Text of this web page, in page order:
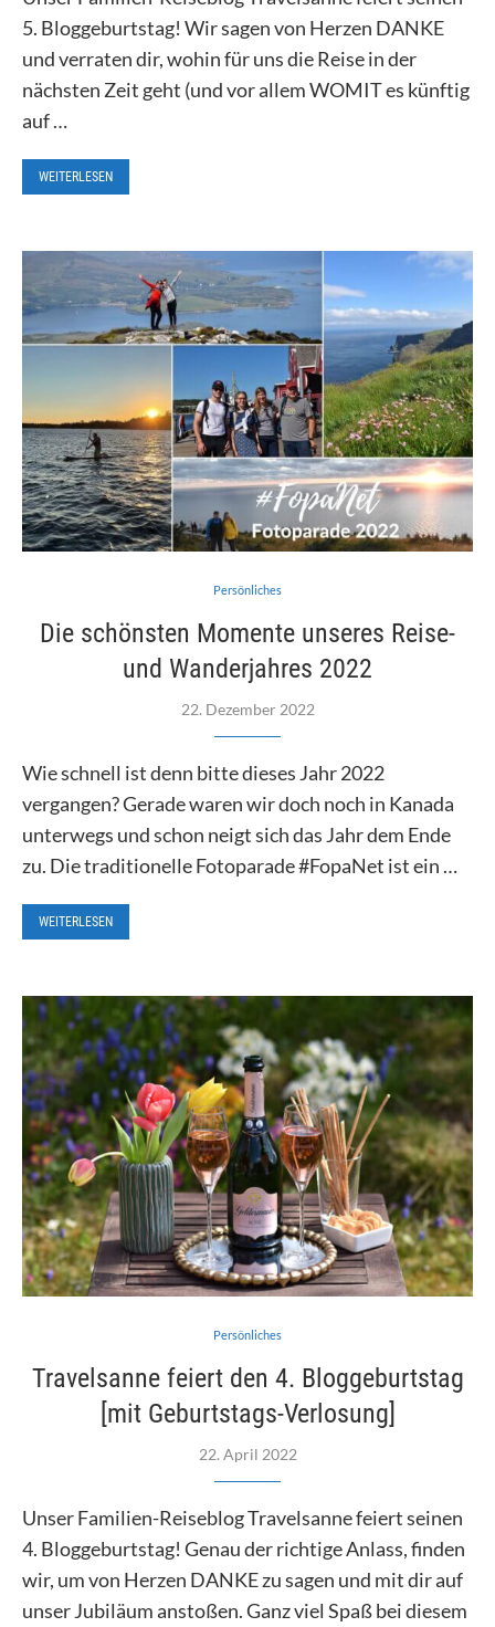
5. Bloggeburtstag! Wir sagen von Herzen DANKE
und verraten dir, wohin für uns die Reise in der
nächsten Zeit geht (und vor allem WOMIT es künftig
auf …
WEITERLESEN
Persönliches
Die schönsten Momente unseres Reise-
und Wanderjahres 2022
22. Dezember 2022
Wie schnell ist denn bitte dieses Jahr 2022
vergangen? Gerade waren wir doch noch in Kanada
unterwegs und schon neigt sich das Jahr dem Ende
zu. Die traditionelle Fotoparade #FopaNet ist ein …
WEITERLESEN
Persönliches
Travelsanne feiert den 4. Bloggeburtstag
[mit Geburtstags-Verlosung]
22. April 2022
Unser Familien-Reiseblog Travelsanne feiert seinen
4. Bloggeburtstag! Genau der richtige Anlass, finden
wir, um von Herzen DANKE zu sagen und mit dir auf
unser Jubiläum anstoßen. Ganz viel Spaß bei diesem